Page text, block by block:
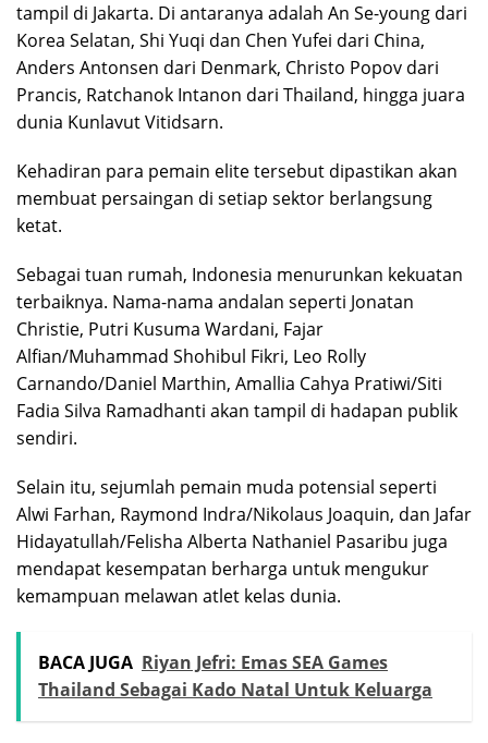
tampil di Jakarta. Di antaranya adalah An Se-young dari
Korea Selatan, Shi Yuqi dan Chen Yufei dari China,
Anders Antonsen dari Denmark, Christo Popov dari
Prancis, Ratchanok Intanon dari Thailand, hingga juara
dunia Kunlavut Vitidsarn.
Kehadiran para pemain elite tersebut dipastikan akan
membuat persaingan di setiap sektor berlangsung
ketat.
Sebagai tuan rumah, Indonesia menurunkan kekuatan
terbaiknya. Nama-nama andalan seperti Jonatan
Christie, Putri Kusuma Wardani, Fajar
Alfian/Muhammad Shohibul Fikri, Leo Rolly
Carnando/Daniel Marthin, Amallia Cahya Pratiwi/Siti
Fadia Silva Ramadhanti akan tampil di hadapan publik
sendiri.
Selain itu, sejumlah pemain muda potensial seperti
Alwi Farhan, Raymond Indra/Nikolaus Joaquin, dan Jafar
Hidayatullah/Felisha Alberta Nathaniel Pasaribu juga
mendapat kesempatan berharga untuk mengukur
kemampuan melawan atlet kelas dunia.
BACA JUGA Riyan Jefri: Emas SEA Games
Thailand Sebagai Kado Natal Untuk Keluarga